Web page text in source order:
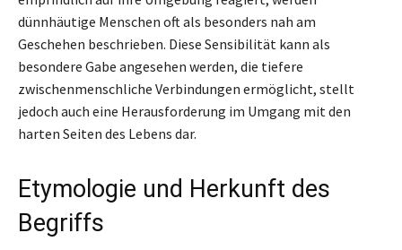
dünnhäutige Menschen oft als besonders nah am
Geschehen beschrieben. Diese Sensibilität kann als
besondere Gabe angesehen werden, die tiefere
zwischenmenschliche Verbindungen ermöglicht, stellt
jedoch auch eine Herausforderung im Umgang mit den
harten Seiten des Lebens dar.
Etymologie und Herkunft des
Begriffs